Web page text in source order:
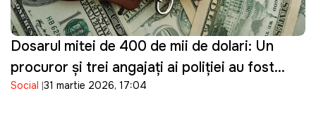
Dosarul mitei de 400 de mii de dolari: Un
procuror și trei angajați ai poliției au fost
reținuți
Social 31 martie 2026, 17:04